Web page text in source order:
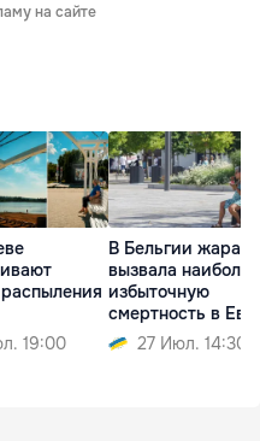
на сайте
19:00
В Бельгии жара
вызвала
избыточную
смертность в
27 Июл. 14:30